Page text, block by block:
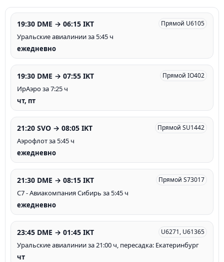
19:30 DME → 06:15 IKT Прямой U6105
Уральские авиалинии за 5:45 ч
ежедневно
19:30 DME → 07:55 IKT Прямой IO402
ИрАэро за 7:25 ч
чт, пт
21:20 SVO → 08:05 IKT Прямой SU1442
Аэрофлот за 5:45 ч
ежедневно
21:30 DME → 08:15 IKT Прямой S73017
С7 - Авиакомпания Сибирь за 5:45 ч
ежедневно
23:45 DME → 01:45 IKT U6271, U61365
Уральские авиалинии за 21:00 ч, пересадка: Екатеринбург
чт